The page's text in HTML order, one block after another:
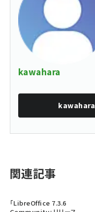
kawahara
kawahara
関連記事
「LibreOffice 7.3.6